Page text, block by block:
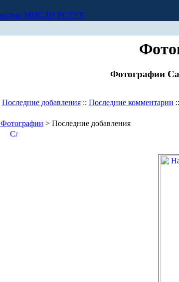
МЫСЛИ ВСЛУХ
Фотографии
Последние добавления:: Последние комментарии ::
> Последние добавления